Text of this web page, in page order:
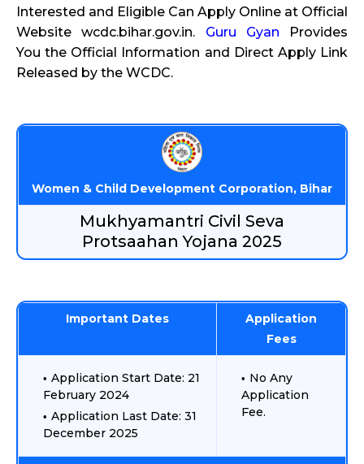
Interested and Eligible Can Apply Online at Official
Website wcdc.bihar.gov.in. Guru Gyan Provides
You the Official Information and Direct Apply Link
Released by the WCDC.
Women & Child Development Corporation, Bihar
Mukhyamantri Civil Seva
Protsaahan Yojana 2025
Important Dates
Application
Fees
Application Start Date: 21
February 2024
Application Last Date: 31
December 2025
No Any
Application
Fee.